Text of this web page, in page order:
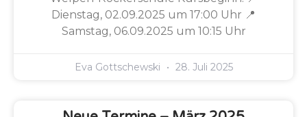
Dienstag, 02.09.2025 um 17:00 Uhr 📍
Samstag, 06.09.2025 um 10:15 Uhr
Eva Gottschewski 28. Juli 2025